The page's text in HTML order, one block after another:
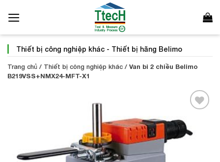
qua
dung
Thiết bị công nghiệp khác - Thiết bị hãng Belimo
Trang chủ / Thiết bị công nghiệp khác / Van bi 2 chiều Belimo
B219VSS+NMX24-MFT-X1
Wishlist